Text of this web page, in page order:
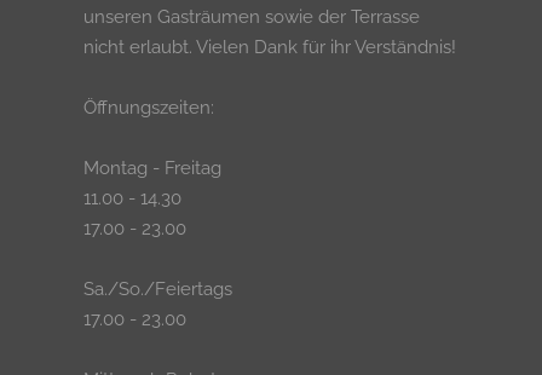
unseren Gasträumen sowie der Terrasse
nicht erlaubt. Vielen Dank für ihr Verständnis!
Öffnungszeiten:
Montag - Freitag
11.00 - 14.30
17.00 - 23.00
Sa./So./Feiertags
17.00 - 23.00